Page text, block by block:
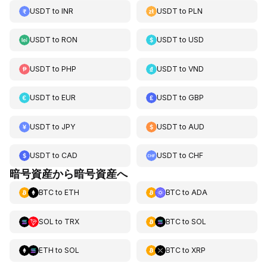
USDT to INR USDT toPLN
USDT to RON USDT toUSD
USDT to PHP USDT toVND
USDT to EUR USDT toGBP
USDT to JPY USDT to AUD
USDT to CAD USDT toCHF
暗号資産から暗号資産へ
BTCto ETH BTCto ADA
SOL to TRX BTCto SOL
ETH to SOL BTCto XRP